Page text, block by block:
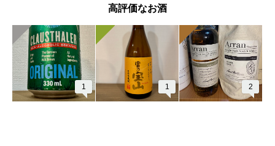
高評価なお酒
1 1 2